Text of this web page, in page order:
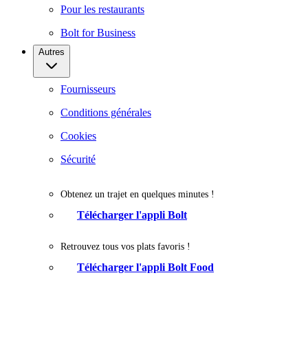
Pour les restaurants
Bolt for Business
Autres
Fournisseurs
Conditions générales
Cookies
Sécurité
Obtenez un trajet en quelques minutes !
Télécharger l'appli Bolt
Retrouvez tous vos plats favoris !
Télécharger l'appli Bolt Food